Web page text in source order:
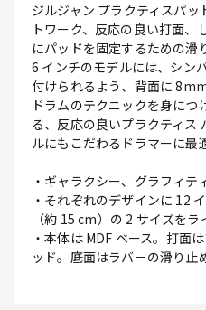
ジルジャン プラクティスパ
トワーク、反応の良い打面
にパッドを固定するための滑
6 インチのモデルには、シン
付けられるよう、背面に
ドラムのテクニックを身に
る、反応の良いプラクティス
ルにもこだわるドラマーに最
・ギャラクシー、グラフィテ
・それぞれのデザインに 12
（約 15 cm）の 2 サイズを
・本体は MDF ベース。打面
ッド。底面はラバーの滑り止